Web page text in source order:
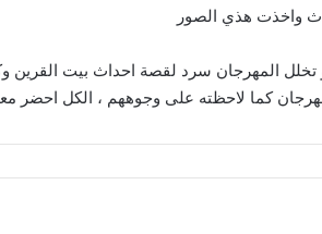
واخذت هذي الصور
المهرجان سرد لقصة احداث بيت القرين
كما لاحظته على وجوههم ، الكل